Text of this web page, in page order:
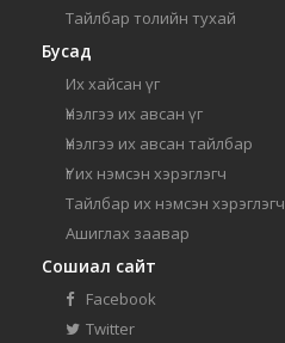
Тайлбар толийн тухай
Бусад
Их хайсан үг
Үнэлгээ их авсан үг
Үнэлгээ их авсан тайлбар
Үг их нэмсэн хэрэглэгч
Тайлбар их нэмсэн хэрэглэгч
Ашиглах заавар
Сошиал сайт
Facebook
Twitter